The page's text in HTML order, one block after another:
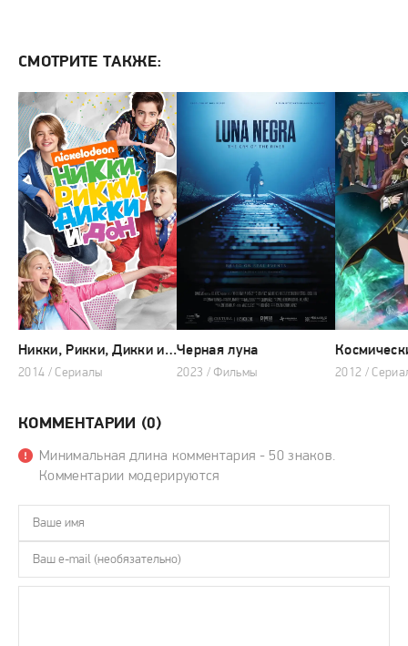
СМОТРИТЕ ТАКЖЕ:
Никки, Рикки, Дикки и Дон
2014 / Сериалы
Черная луна
2023 / Фильмы 2012 /
КОММЕНТАРИИ (0)
Минимальная длина комментария - 50 знаков.
Комментарии модерируются